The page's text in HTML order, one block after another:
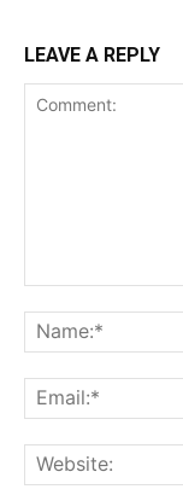
LEAVE A REPLY